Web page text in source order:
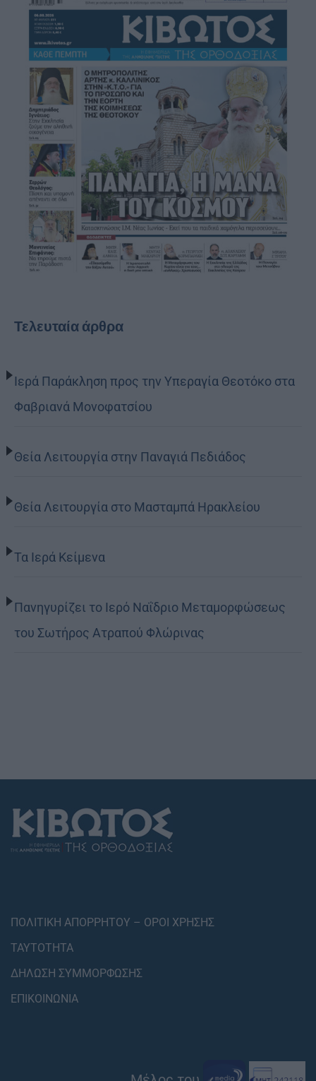
Τελευταία άρθρα
Ιερά Παράκληση προς την Υπεραγία Θεοτόκο στα
Φαβριανά Μονοφατσίου
Θεία Λειτουργία στην Παναγιά Πεδιάδος
Θεία Λειτουργία στο Μασταμπά Ηρακλείου
Τα Ιερά Κείμενα
Πανηγυρίζει το Ιερό Ναΐδριο Μεταμορφώσεως
του Σωτήρος Ατραπού Φλώρινας
ΠΟΛΙΤΙΚΗ ΑΠΟΡΡΗΤΟΥ – ΟΡΟΙ ΧΡΗΣΗΣ
ΤΑΥΤΟΤΗΤΑ
ΔΗΛΩΣΗ ΣΥΜΜΟΡΦΩΣΗΣ
ΕΠΙΚΟΙΝΩΝΙΑ